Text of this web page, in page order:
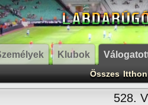
Klubok
Összes Itthon
528.